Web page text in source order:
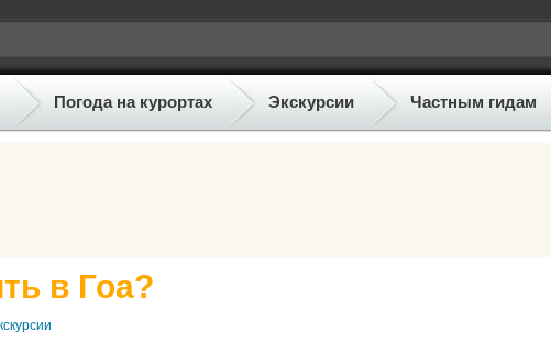
Погода на курортах Экскурсии Частным гидам
в Гоа?